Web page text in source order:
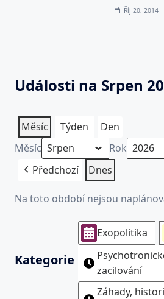
Říj 20, 2014
Události na Srpen
Měsíc Týden
Den
Měsíc
Rok
Předchozí
Dnes
Na toto období nejsou
Kategorie
Exopolitika
zacilování
Záhady,